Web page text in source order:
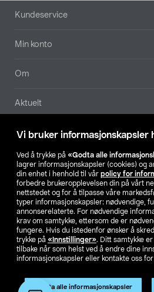
Vi bruker informasjonskapsler
Ved å trykke på «Godta alle
lagrer informasjonskapsler (cookies) og
din enhet i henhold til vår policy for
forbedre brukeropplevelsen din på vårt
nettstedet og for å tilpasse våre
typer informasjonskapsler: nødvendige,
annonserelaterte. For nødvendige
krav om samtykke, ettersom de er
fungere. Hvis du istedenfor ønsker å
trykke på «Innstillinger». Ditt samtykke
tilbake når som helst ved å endre dine
informasjonskapsler eller kontakte oss
Godta alle informasjonskapsler
Bunntekst
Kundeservice
Min konto
Om
Aktuelt
Våre selskaper
Finn din
SE NO
Endre til priser